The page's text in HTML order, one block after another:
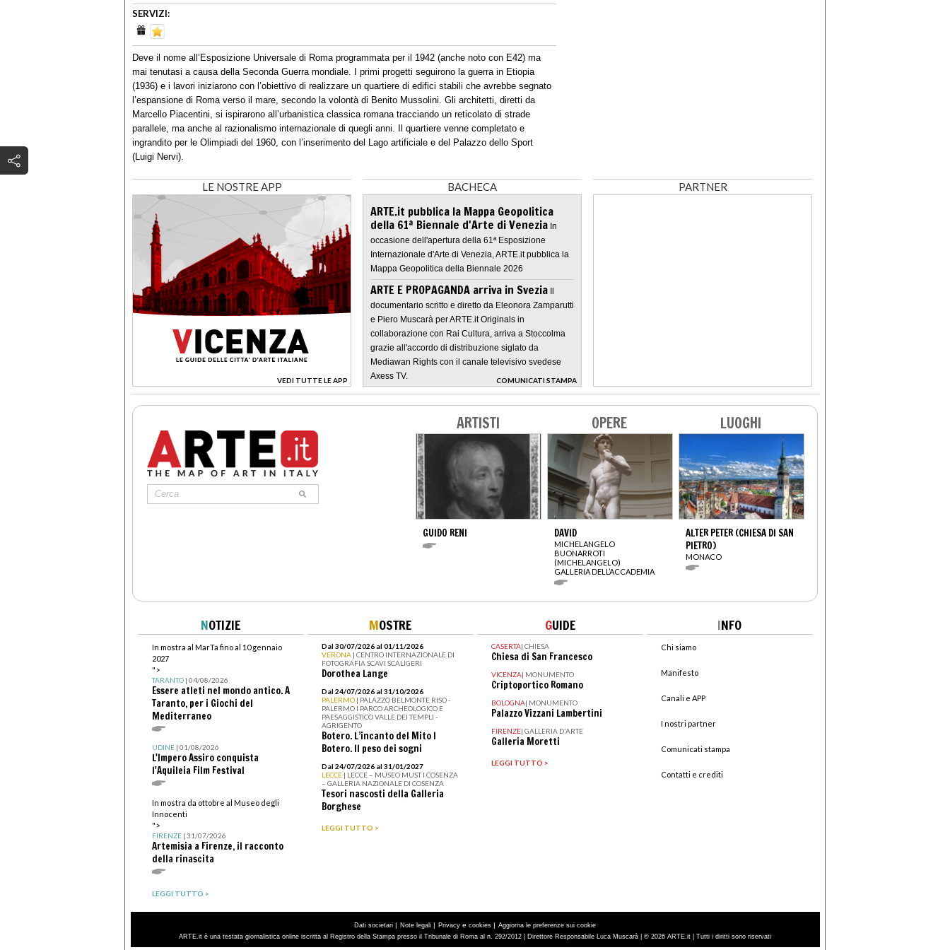
SERVIZI:
Deve il nome all’Esposizione Universale di Roma programmata per il 1942 (anche noto con E42) ma
mai tenutasi a causa della Seconda Guerra mondiale. I primi progetti seguirono la guerra in Etiopia
(1936) e i lavori iniziarono con l’obiettivo di realizzare un quartiere di edifici stabili che avrebbe segnato
l’espansione di Roma verso il mare, secondo la volontà di Benito Mussolini. Gli architetti, diretti da
Marcello Piacentini, si ispirarono all’urbanistica classica romana tracciando un reticolato di strade
parallele, ma anche al razionalismo internazionale di quegli anni. Il quartiere venne completato e
ingrandito per le Olimpiadi del 1960, con l’inserimento del Lago artificiale e del Palazzo dello Sport
(Luigi Nervi).
LE NOSTRE APP
VEDI TUTTE LE APP
>
BACHECA
ARTE.it pubblica la Mappa Geopolitica
della 61ª Biennale d'Arte di Venezia In
occasione dell'apertura della 61ª Esposizione
Internazionale d'Arte di Venezia, ARTE.it pubblica la
Mappa Geopolitica della Biennale 2026
ARTE E PROPAGANDA arriva in Svezia Il
documentario scritto e diretto da Eleonora Zamparutti
e Piero Muscarà per ARTE.it Originals in
collaborazione con Rai Cultura, arriva a Stoccolma
grazie all'accordo di distribuzione siglato da
Mediawan Rights con il canale televisivo svedese
Axess TV.
COMUNICATI STAMPA
>
PARTNER
ARTISTI
GUIDO RENI
OPERE
DAVID
MICHELANGELO
BUONARROTI
(MICHELANGELO)
GALLERIA DELL’ACCADEMIA
LUOGHI
ALTER PETER (CHIESA DI SAN
PIETRO)
MONACO
NOTIZIE
In mostra al MarTa fino al 10 gennaio
2027
">
TARANTO| 04/08/2026
Essere atleti nel mondo antico. A
Taranto, per i Giochi del
Mediterraneo
UDINE| 01/08/2026
L'Impero Assiro conquista
l'Aquileia Film Festival
In mostra da ottobre al Museo degli
Innocenti
">
FIRENZE| 31/07/2026
Artemisia a Firenze, il racconto
della rinascita
LEGGI TUTTO >
MOSTRE
Dal 30/07/2026 al 01/11/2026
VERONA | CENTRO INTERNAZIONALE DI
FOTOGRAFIA SCAVI SCALIGERI
Dorothea Lange
Dal 24/07/2026 al 31/10/2026
PALERMO | PALAZZO BELMONTE RISO -
PALERMO I PARCO ARCHEOLOGICO E
PAESAGGISTICO VALLE DEI TEMPLI -
AGRIGENTO
Botero. L’incanto del Mito I
Botero. Il peso dei sogni
Dal 24/07/2026 al 31/01/2027
LECCE | LECCE – MUSEO MUST I COSENZA
– GALLERIA NAZIONALE DI COSENZA
Tesori nascosti della Galleria
Borghese
LEGGI TUTTO >
GUIDE
CASERTA| CHIESA
Chiesa di San Francesco
VICENZA| MONUMENTO
Criptoportico Romano
BOLOGNA| MONUMENTO
Palazzo Vizzani Lambertini
FIRENZE| GALLERIA D'ARTE
Galleria Moretti
LEGGI TUTTO >
INFO
Chi siamo
Manifesto
Canali e APP
I nostri partner
Comunicati stampa
Contatti e crediti
Dati societari | Note legali | Privacy e cookies | Aggiorna le preferenze sui cookie
ARTE.it è una testata giornalistica online iscritta al Registro della Stampa presso il Tribunale di Roma al n. 292/2012 | Direttore Responsabile Luca Muscarà | © 2026 ARTE.it | Tutti i diritti sono riservati